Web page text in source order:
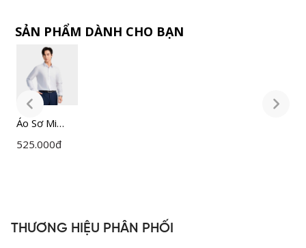
SẢN PHẨM DÀNH CHO BẠN
Áo Sơ Mi
Nam Trắng
525.000đ
THƯƠNG HIỆU PHÂN PHỐI